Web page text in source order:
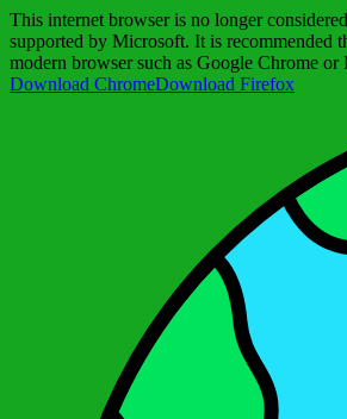
This internet browser is no longer
supported by Microsoft. It is recommended
modern browser such as Google Chrome
Download ChromeDownload Firefox